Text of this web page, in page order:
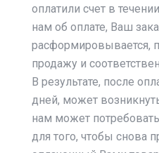
оплатили счет в
нам об оплате, Ваш
расформировывается,
продажу и
В результате, после
дней, может
нам может
для того, чтобы снова